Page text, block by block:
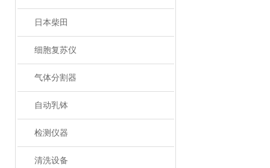
日本柴田
细胞复苏仪
气体分割器
自动乳钵
检测仪器
清洗设备